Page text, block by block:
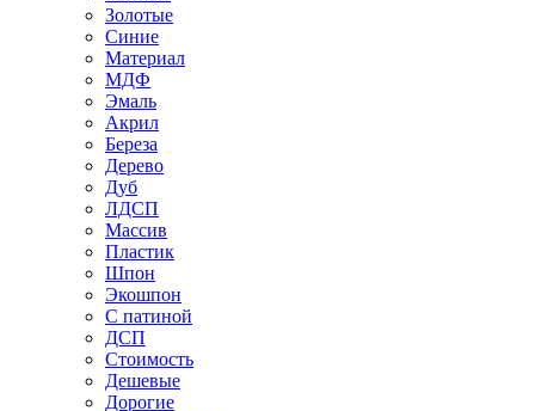
Золотые
Синие
Материал
МДФ
Эмаль
Акрил
Береза
Дерево
Дуб
ЛДСП
Массив
Пластик
Шпон
Экошпон
С патиной
ДСП
Стоимость
Дешевые
Дорогие